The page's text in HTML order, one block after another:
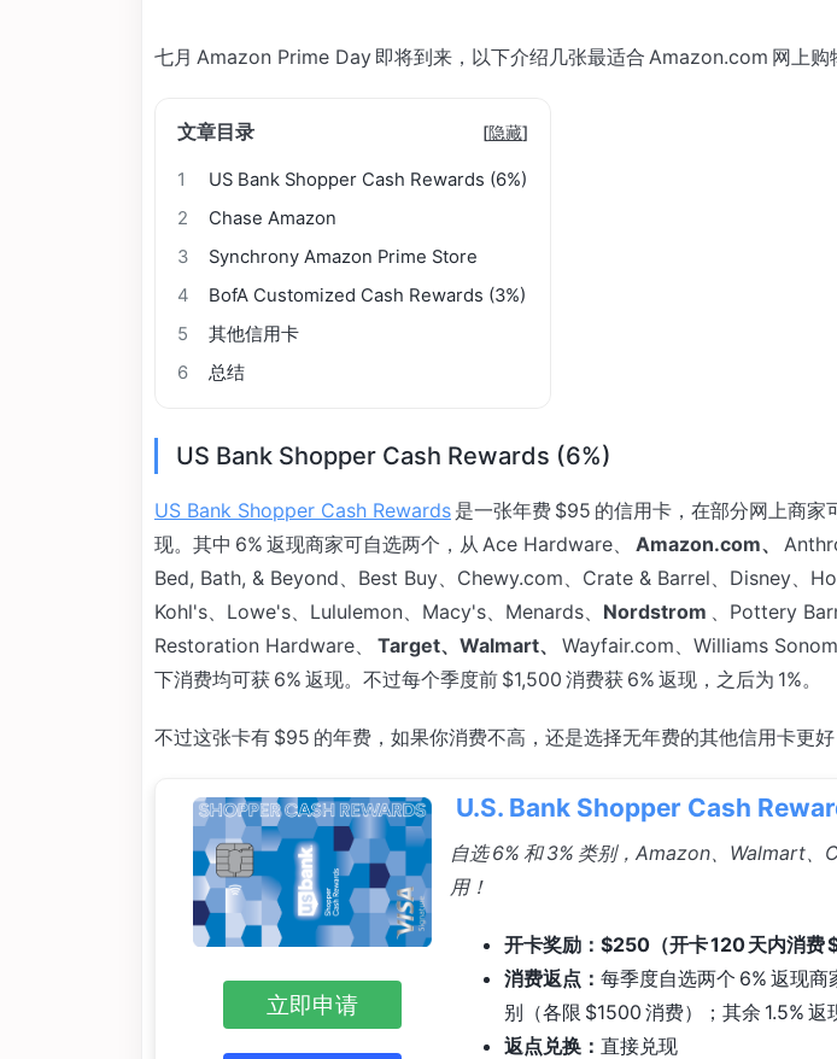
七月 Amazon Prime Day 即将到来，以下介绍几张最适合 Amazon.com 网上购
文章目录 [隐藏]
1
US Bank Shopper Cash Rewards (6%)
2
Chase Amazon
3
Synchrony Amazon Prime Store
4
BofA Customized Cash Rewards (3%)
5
其他信用卡
6
总结
US Bank Shopper Cash Rewards (6%)
US Bank Shopper Cash Rewards 是一张年费 $95 的信用卡，在部分网上商家
现。其中 6% 返现商家可自选两个，从 Ace Hardware、 Amazon.com、
Bed, Bath, & Beyond、Best Buy、Chewy.com、Crate & Barrel、Disney、
Kohl's、Lowe's、Lululemon、Macy's、Menards、 Nordstrom 、Pottery
Restoration Hardware、 Target、 Walmart、
Wayfair.com、Williams
下消费均可获 6% 返现。不过每个季度前 $1,500 消费获 6% 返现，之后为 1%。
不过这张卡有 $95 的年费，如果你消费不高，还是选择无年费的其他信用卡更好
立即申请
U.S. Bank Shopper Cash
自选 6% 和 3% 类别，Amazon、Walmart
用！
开卡奖励：$250（开卡 120 天内消费
消费返点： 每季度自选两个 6% 返现商
别（各限 $1500 消费）；其余 1.5% 返
返点兑换： 直接兑现